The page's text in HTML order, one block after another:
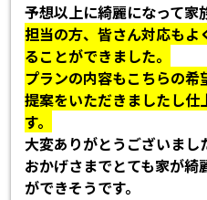
予想以上に綺麗になって家
担当の方、皆さん対応も
ることができました。
プランの内容もこちらの
提案をいただきましたし
す。
大変ありがとうございまし
おかげさまでとても家が綺
ができそうです。